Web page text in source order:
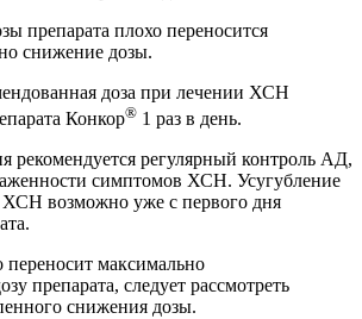
препарата плохо переносится
снижение дозы.
доза при лечении ХСН
Конкор® 1 раз в день.
рекомендуется регулярный контроль АД,
симптомов ХСН. Усугубление
ХСН возможно уже с первого дня
максимально
препарата, следует рассмотреть
снижения дозы.